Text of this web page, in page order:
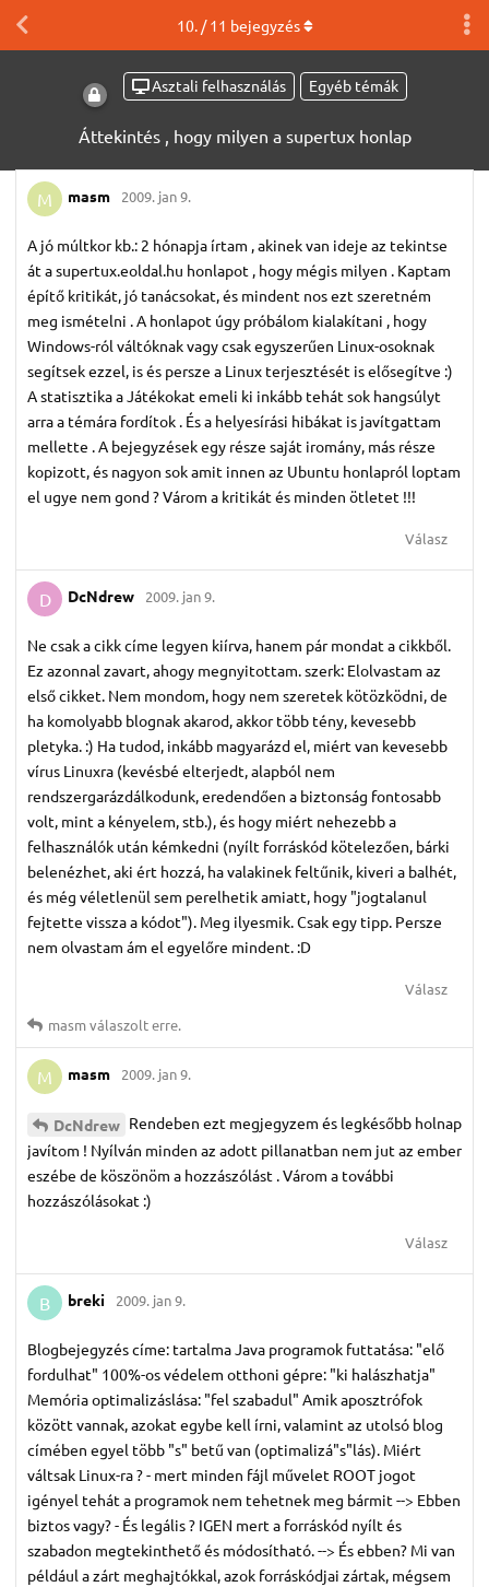
Asztali felhasználás Egyéb témák
Áttekintés , hogy milyen a supertux honlap
10. /11 bejegyzés
M masm 2009. jan 9.
A jó múltkor kb.: 2 hónapja írtam , akinek van ideje az tekintse
át a supertux.eoldal.hu honlapot , hogy mégis milyen . Kaptam
építő kritikát, jó tanácsokat, és mindent nos ezt szeretném
meg ismételni . A honlapot úgy próbálom kialakítani , hogy
Windows-ról váltóknak vagy csak egyszerűen Linux-osoknak
segítsek ezzel, is és persze a Linux terjesztését is elősegítve :)
A statisztika a Játékokat emeli ki inkább tehát sok hangsúlyt
arra a témára fordítok . És a helyesírási hibákat is javítgattam
mellette . A bejegyzések egy része saját iromány, más része
kopizott, és nagyon sok amit innen az Ubuntu honlapról loptam
el ugye nem gond ? Várom a kritikát és minden ötletet !!!
Válasz
D DcNdrew 2009. jan 9.
Ne csak a cikk címe legyen kiírva, hanem pár mondat a cikkből.
Ez azonnal zavart, ahogy megnyitottam. szerk: Elolvastam az
első cikket. Nem mondom, hogy nem szeretek kötözködni, de
ha komolyabb blognak akarod, akkor több tény, kevesebb
pletyka. :) Ha tudod, inkább magyarázd el, miért van kevesebb
vírus Linuxra (kevésbé elterjedt, alapból nem
rendszergarázdálkodunk, eredendően a biztonság fontosabb
volt, mint a kényelem, stb.), és hogy miért nehezebb a
felhasználók után kémkedni (nyílt forráskód kötelezően, bárki
belenézhet, aki ért hozzá, ha valakinek feltűnik, kiveri a balhét,
és még véletlenül sem perelhetik amiatt, hogy "jogtalanul
fejtette vissza a kódot"). Meg ilyesmik. Csak egy tipp. Persze
nem olvastam ám el egyelőre mindent. :D
Válasz
masmválaszolt erre.
M masm 2009. jan 9.
DcNdrew Rendeben ezt megjegyzem és legkésőbb holnap
javítom ! Nyílván minden az adott pillanatban nem jut az ember
eszébe de köszönöm a hozzászólást . Várom a további
hozzászólásokat :)
Válasz
B breki 2009. jan 9.
Blogbejegyzés címe: tartalma Java programok futtatása: "elő
fordulhat" 100%-os védelem otthoni gépre: "ki halászhatja"
Memória optimalizáslása: "fel szabadul" Amik aposztrófok
között vannak, azokat egybe kell írni, valamint az utolsó blog
címében egyel több "s" betű van (optimalizá"s"lás). Miért
váltsak Linux-ra ? - mert minden fájl művelet ROOT jogot
igényel tehát a programok nem tehetnek meg bármit --> Ebben
biztos vagy? - És legális ? IGEN mert a forráskód nyílt és
szabadon megtekinthető és módosítható. --> És ebben? Mi van
például a zárt meghajtókkal, azok forráskódjai zártak, mégsem